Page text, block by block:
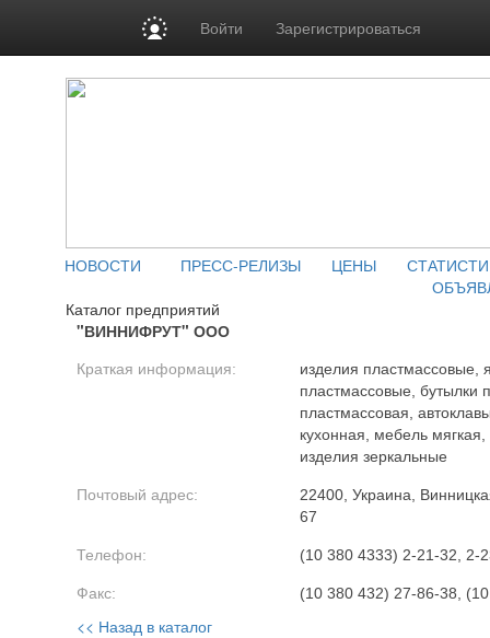
Войти Зарегистрироваться
НОВОСТИ ПРЕСС-РЕЛИЗЫ ЦЕНЫ
Каталог предприятий
"ВИННИФРУТ" ООО
Краткая информация:
изделия пластмассовые,
пластмассовые, бутылки
пластмассовая,
кухонная, мебель
изделия зеркальные
Почтовый адрес:
22400, Украина,
67
Телефон: (10 380 4333) 2-21-32, 2-
Факс: (10 380 432) 27-86-38,
<< Назад в каталог